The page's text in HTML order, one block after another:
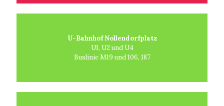
U-Bahnhof Nollendorfplatz
U1, U2 und U4
Buslinie M19 und 106, 187